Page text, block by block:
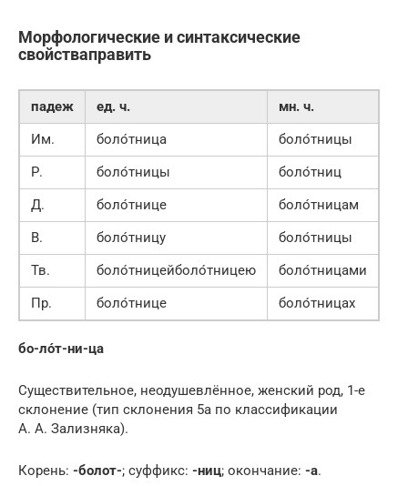
Морфологические и синтаксические
свойстваправить
падеж ед. ч.
мн. ч.
Им.
боло́тница
боло́тницы
Р.
боло́тницы
боло́тниц
Д.
боло́тнице
боло́тницам
В.
боло́тницу
боло́тницы
Тв.
боло́тницейболо́тницею
боло́тницами
Пр.
боло́тнице боло́тницах
бо-ло́т-ни-ца
Существительное, неодушевлённое, женский род, 1-е
склонение (тип склонения 5a по классификации
А. А. Зализняка).
Корень: -болот-; суффикс: -ниц; окончание: -а.